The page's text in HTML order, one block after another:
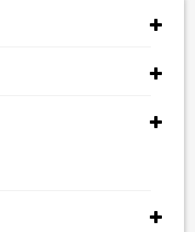
AX-
PRIPEVNENIE